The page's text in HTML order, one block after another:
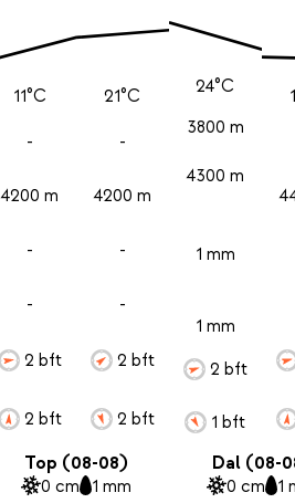
11°C
-
4200 m
-
-
2 bft
2 bft
21°C
-
4200 m
-
-
2 bft
2 bft
24°C
3800 m
4300 m
1 mm
1 mm
2 bft
1 bft
Top (08-08)
0 cm 1 mm
Dal (08-
0 cm 1